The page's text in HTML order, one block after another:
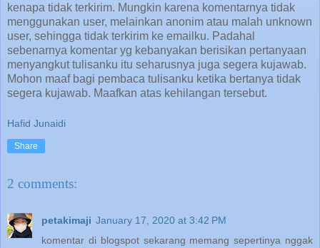
kenapa tidak terkirim. Mungkin karena komentarnya tidak
menggunakan user, melainkan anonim atau malah unknown
user, sehingga tidak terkirim ke emailku. Padahal
sebenarnya komentar yg kebanyakan berisikan pertanyaan
menyangkut tulisanku itu seharusnya juga segera kujawab.
Mohon maaf bagi pembaca tulisanku ketika bertanya tidak
segera kujawab. Maafkan atas kehilangan tersebut.
Hafid Junaidi
Share
2 comments:
petakimaji January 17, 2020 at 3:42 PM
komentar di blogspot sekarang memang sepertinya nggak